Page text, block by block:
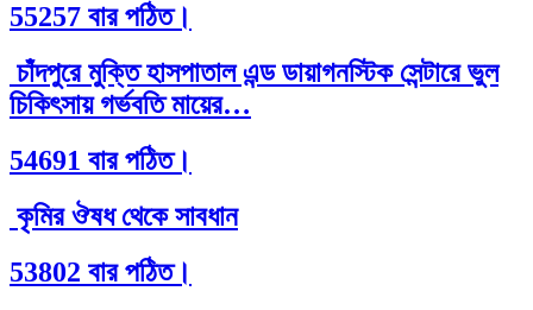
55257 বার পঠিত।
চাঁদপুরে মুক্তি হাসপাতাল এন্ড ডায়াগনস্টিক সেন্টারে ভুল
চিকিৎসায় গর্ভবতি মায়ের…
54691 বার পঠিত।
কৃমির ঔষধ থেকে সাবধান
53802 বার পঠিত।